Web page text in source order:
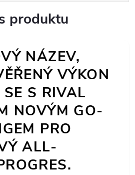
produktu
NÁZEV,
VÝKON
S RIVAL
NOVÝM GO-
PRO
ALL-